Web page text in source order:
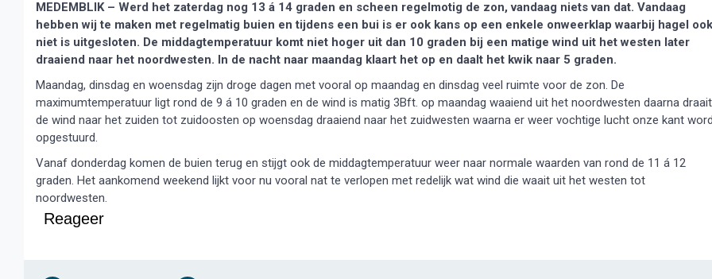
MEDEMBLIK – Werd het zaterdag nog 13 á 14 graden en scheen regelmotig de zon, vandaag niets van dat. Vandaag
hebben wij te maken met regelmatig buien en tijdens een bui is er ook kans op een enkele onweerklap waarbij hagel ook
niet is uitgesloten. De middagtemperatuur komt niet hoger uit dan 10 graden bij een matige wind uit het westen later
draaiend naar het noordwesten. In de nacht naar maandag klaart het op en daalt het kwik naar 5 graden.
Maandag, dinsdag en woensdag zijn droge dagen met vooral op maandag en dinsdag veel ruimte voor de zon. De
maximumtemperatuur ligt rond de 9 á 10 graden en de wind is matig 3Bft. op maandag waaiend uit het noordwesten daarna draait
de wind naar het zuiden tot zuidoosten op woensdag draaiend naar het zuidwesten waarna er weer vochtige lucht onze kant
opgestuurd.
Vanaf donderdag komen de buien terug en stijgt ook de middagtemperatuur weer naar normale waarden van rond de 11 á 12
graden. Het aankomend weekend lijkt voor nu vooral nat te verlopen met redelijk wat wind die waait uit het westen tot
noordwesten.
Reageer